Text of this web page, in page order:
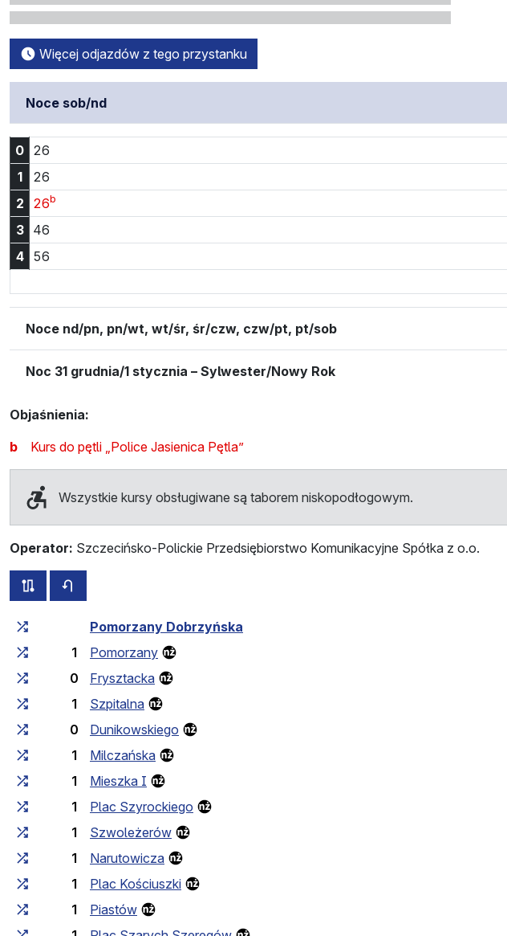
Więcej odjazdów z tego przystanku
Noce sob/nd
0 26
1
26
2
26b
3
46
4
56
Noce nd/pn, pn/wt, wt/śr, śr/czw, czw/pt, pt/sob
Noc 31 grudnia/1 stycznia – Sylwester/Nowy Rok
Objaśnienia:
b
Kurs do pętli „Police Jasienica Pętla”
Wszystkie kursy obsługiwane są taborem niskopodłogowym.
Operator: Szczecińsko-Polickie Przedsiębiorstwo Komunikacyjne Spółka z o.o.
wszystkie trasy tej linii
Czas przejazdu narastająco Czas przejazdu między przystankami
Pomorzany Dobrzyńska
1
Pomorzany
0
Frysztacka
1
Szpitalna
0
Dunikowskiego
1
Milczańska
1
Mieszka I
1
Plac Szyrockiego
1
Szwoleżerów
1
Narutowicza
1
Plac Kościuszki
1
Piastów